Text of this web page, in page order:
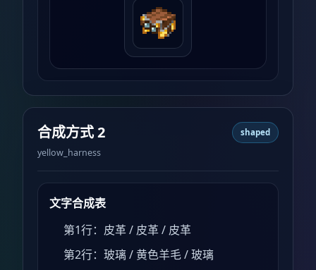
合成方式 2
yellow_harness
shaped
文字合成表
第1行：皮革 / 皮革 / 皮革
第2行：玻璃 / 黄色羊毛 / 玻璃